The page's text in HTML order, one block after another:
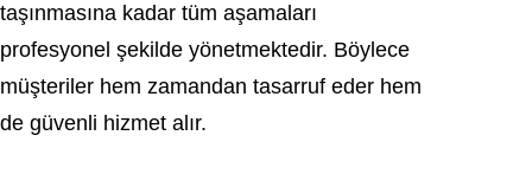
taşınmasına kadar tüm aşamaları
profesyonel şekilde yönetmektedir. Böylece
müşteriler hem zamandan tasarruf eder hem
de güvenli hizmet alır.